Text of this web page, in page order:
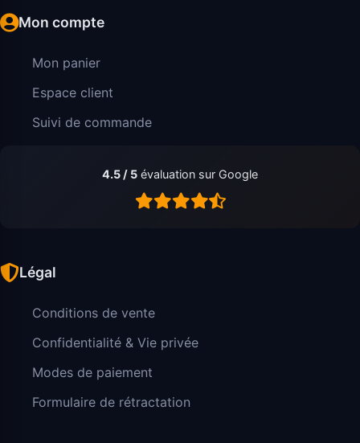
Mon compte
Mon panier
Espace client
Suivi de commande
4.5 / 5 évaluation sur Google
Légal
Conditions de vente
Confidentialité & Vie privée
Modes de paiement
Formulaire de rétractation